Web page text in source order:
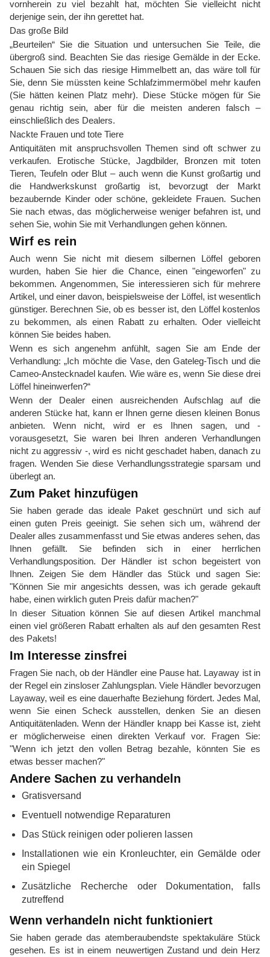
vornherein zu viel bezahlt hat, möchten Sie vielleicht nicht
derjenige sein, der ihn gerettet hat.
Das große Bild
„Beurteilen“ Sie die Situation und untersuchen Sie Teile, die
übergroß sind. Beachten Sie das riesige Gemälde in der Ecke.
Schauen Sie sich das riesige Himmelbett an, das wäre toll für
Sie, denn Sie müssten keine Schlafzimmermöbel mehr kaufen
(Sie hätten keinen Platz mehr). Diese Stücke mögen für Sie
genau richtig sein, aber für die meisten anderen falsch –
einschließlich des Dealers.
Nackte Frauen und tote Tiere
Antiquitäten mit anspruchsvollen Themen sind oft schwer zu
verkaufen. Erotische Stücke, Jagdbilder, Bronzen mit toten
Tieren, Teufeln oder Blut – auch wenn die Kunst großartig und
die Handwerkskunst großartig ist, bevorzugt der Markt
bezaubernde Kinder oder schöne, gekleidete Frauen. Suchen
Sie nach etwas, das möglicherweise weniger befahren ist, und
sehen Sie, wohin Sie mit Verhandlungen gehen können.
Wirf es rein
Auch wenn Sie nicht mit diesem silbernen Löffel geboren
wurden, haben Sie hier die Chance, einen "eingeworfen" zu
bekommen. Angenommen, Sie interessieren sich für mehrere
Artikel, und einer davon, beispielsweise der Löffel, ist wesentlich
günstiger. Berechnen Sie, ob es besser ist, den Löffel kostenlos
zu bekommen, als einen Rabatt zu erhalten. Oder vielleicht
können Sie beides haben.
Wenn es sich angenehm anfühlt, sagen Sie am Ende der
Verhandlung: „Ich möchte die Vase, den Gateleg-Tisch und die
Cameo-Anstecknadel kaufen. Wie wäre es, wenn Sie diese drei
Löffel hineinwerfen?“
Wenn der Dealer einen ausreichenden Aufschlag auf die
anderen Stücke hat, kann er Ihnen gerne diesen kleinen Bonus
anbieten. Wenn nicht, wird er es Ihnen sagen, und -
vorausgesetzt, Sie waren bei Ihren anderen Verhandlungen
nicht zu aggressiv -, wird es nicht geschadet haben, danach zu
fragen. Wenden Sie diese Verhandlungsstrategie sparsam und
überlegt an.
Zum Paket hinzufügen
Sie haben gerade das ideale Paket geschnürt und sich auf
einen guten Preis geeinigt. Sie sehen sich um, während der
Dealer alles zusammenfasst und Sie etwas anderes sehen, das
Ihnen gefällt. Sie befinden sich in einer herrlichen
Verhandlungsposition. Der Händler ist schon begeistert von
Ihnen. Zeigen Sie dem Händler das Stück und sagen Sie:
"Können Sie mir angesichts dessen, was ich gerade gekauft
habe, einen wirklich guten Preis dafür machen?"
In dieser Situation können Sie auf diesen Artikel manchmal
einen viel größeren Rabatt erhalten als auf den gesamten Rest
des Pakets!
Im Interesse zinsfrei
Fragen Sie nach, ob der Händler eine Pause hat. Layaway ist in
der Regel ein zinsloser Zahlungsplan. Viele Händler bevorzugen
Layaway, weil es eine dauerhafte Beziehung fördert. Jedes Mal,
wenn Sie einen Scheck ausstellen, denken Sie an diesen
Antiquitätenladen. Wenn der Händler knapp bei Kasse ist, zieht
er möglicherweise einen direkten Verkauf vor. Fragen Sie:
"Wenn ich jetzt den vollen Betrag bezahle, könnten Sie es
etwas besser machen?"
Andere Sachen zu verhandeln
Gratisversand
Eventuell notwendige Reparaturen
Das Stück reinigen oder polieren lassen
Installationen wie ein Kronleuchter, ein Gemälde oder
ein Spiegel
Zusätzliche Recherche oder Dokumentation, falls
zutreffend
Wenn verhandeln nicht funktioniert
Sie haben gerade das atemberaubendste spektakuläre Stück
gesehen. Es ist in einem neuwertigen Zustand und dein Herz